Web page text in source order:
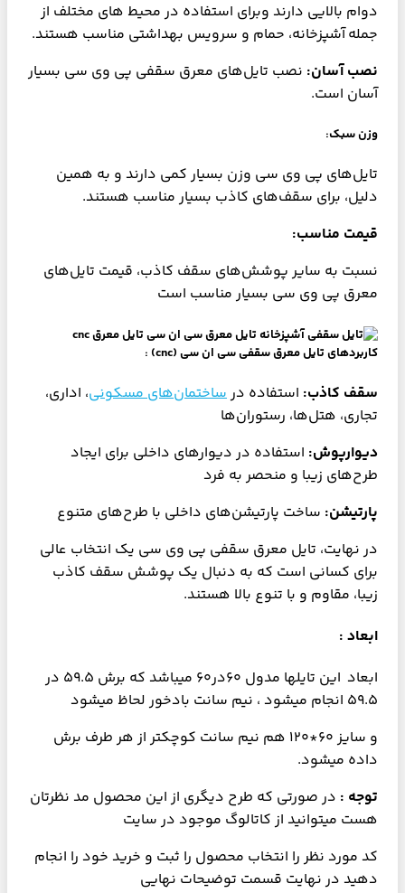
دوام بالایی دارند وبرای استفاده در محیط‌ های مختلف از
جمله آشپزخانه، حمام و سرویس بهداشتی مناسب هستند.
نصب آسان: نصب تایل‌های معرق سقفی پی وی سی بسیار
آسان است.
وزن سبک:
تایل‌های پی وی سی وزن بسیار کمی دارند و به همین
دلیل، برای سقف‌های کاذب بسیار مناسب هستند.
قیمت مناسب:
نسبت به سایر پوشش‌های سقف کاذب، قیمت تایل‌های
معرق پی وی سی بسیار مناسب است
کاربردهای تایل معرق سقفی سی ان سی (cnc) :
سقف کاذب: استفاده درساختمان‌های مسکونی، اداری،
تجاری، هتل‌ها، رستوران‌ها
دیوارپوش: استفاده در دیوارهای داخلی برای ایجاد
طرح‌های زیبا و منحصر به فرد
پارتیشن: ساخت پارتیشن‌های داخلی با طرح‌های متنوع
در نهایت، تایل معرق سقفی پی وی سی یک انتخاب عالی
برای کسانی است که به دنبال یک پوشش سقف کاذب
زیبا، مقاوم و با تنوع بالا هستند.
ابعاد :
ابعاد این تایلها مدول 60در60 میباشد که برش 59.5 در
59.5 انجام میشود ، نیم سانت بادخور لحاظ میشود
و سایز 60*120 هم نیم سانت کوچکتر از هر طرف برش
داده میشود.
توجه : در صورتی که طرح دیگری از این محصول مد نظرتان
هست میتوانید از کاتالوگ موجود در سایت
کد مورد نظر را انتخاب محصول را ثبت و خرید خود را انجام
دهید در نهایت قسمت توضیحات نهایی